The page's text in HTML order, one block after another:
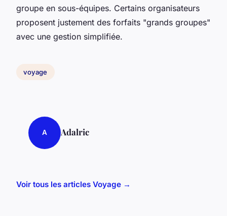
groupe en sous-équipes. Certains organisateurs
proposent justement des forfaits "grands groupes"
avec une gestion simplifiée.
voyage
A Adalric
Voir tous les articles Voyage →